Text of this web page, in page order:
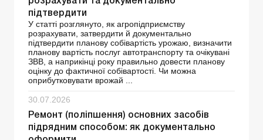
підтвердити
У статті розглянуто, як агропідприємству
розрахувати, затвердити й документально
підтвердити планову собівартість урожаю, визначити
планову вартість послуг автотранспорту та очікувані
ЗВВ, а наприкінці року правильно довести планову
оцінку до фактичної собівартості. Чи можна
оприбутковувати врожай ...
30.07.2026
Ремонт (поліпшення) основних засобів
підрядним способом: як документально